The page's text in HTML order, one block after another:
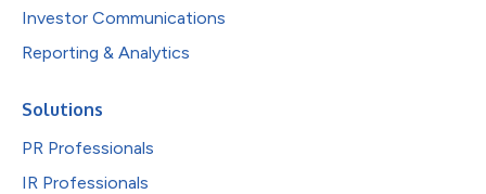
Investor Communications
Reporting & Analytics
Solutions
PR Professionals
IR Professionals